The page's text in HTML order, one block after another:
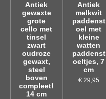
Antiek
gewaxte
grote
cello met
tinsel
zwart
oudroze
gewaxt,
steel
boven
compleet!
14 cm
Antiek
melkwit
paddenst
oel met
kleine
watten
paddenst
oeltjes, 7
cm
€ 29,95